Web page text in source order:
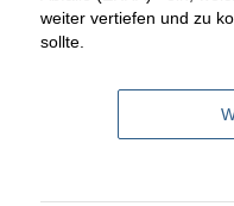
weiter vertiefen und zu
sollte.